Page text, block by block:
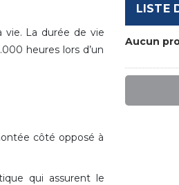
vie. La durée de vie
heures lors d’un
côté opposé à
qui assurent le
LISTE
Aucun